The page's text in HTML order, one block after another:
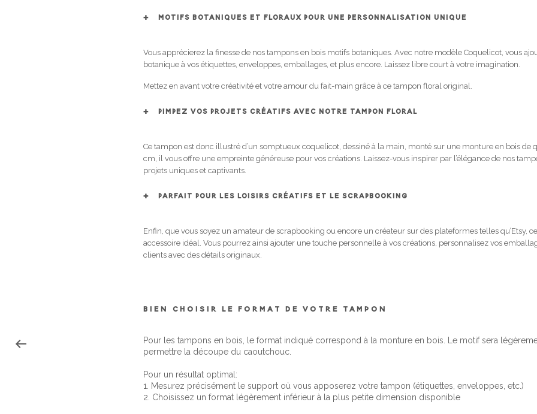
MOTIFS BOTANIQUES ET FLORAUX POUR UNE PERSONNALISATION UNIQUE
Vous apprécierez la finesse de nos tampons en bois motifs botaniques. Avec notre modèle Coquelicot, vous
botanique à vos étiquettes, enveloppes, emballages, et plus encore. Laissez libre court à votre imagination.
Mettez en avant votre créativité et votre amour du fait-main grâce à ce tampon floral original.
PIMPEZ VOS PROJETS CRÉATIFS AVEC NOTRE TAMPON FLORAL
Ce tampon est donc illustré d’un somptueux coquelicot, dessiné à la main, monté sur une monture en bois de
cm, il vous offre une empreinte généreuse pour vos créations. Laissez-vous inspirer par l’élégance de nos
projets uniques et captivants.
PARFAIT POUR LES LOISIRS CRÉATIFS ET LE SCRAPBOOKING
Enfin, que vous soyez un amateur de scrapbooking ou encore un créateur sur des plateformes telles qu’Etsy,
accessoire idéal. Vous pourrez ainsi ajouter une touche personnelle à vos créations, personnalisez vos
clients avec des détails originaux.
BIEN CHOISIR LE FORMAT DE VOTRE TAMPON
Pour les tampons en bois, le format indiqué correspond à la monture en bois. Le motif sera
permettre la découpe du caoutchouc.
Pour un résultat optimal:
1. Mesurez précisément le support où vous apposerez votre tampon (étiquettes, enveloppes, etc.)
2. Choisissez un format légèrement inférieur à la plus petite dimension disponible